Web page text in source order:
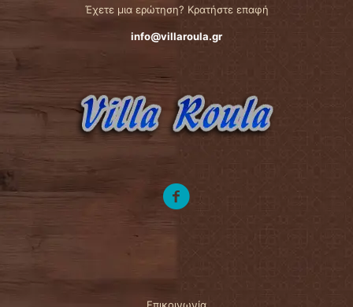
Έχετε μια ερώτηση? Κρατήστε επαφή
info@villaroula.gr